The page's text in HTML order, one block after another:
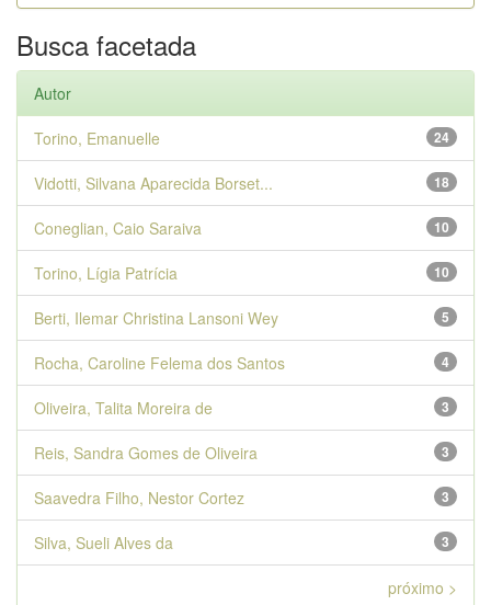
Busca facetada
Autor
24
Torino, Emanuelle
18
Vidotti, Silvana Aparecida Borset...
10
Coneglian, Caio Saraiva
10
Torino, Lígia Patrícia
5
Berti, Ilemar Christina Lansoni Wey
4
Rocha, Caroline Felema dos Santos
3
Oliveira, Talita Moreira de
3
Reis, Sandra Gomes de Oliveira
3
Saavedra Filho, Nestor Cortez
3
Silva, Sueli Alves da
próximo >